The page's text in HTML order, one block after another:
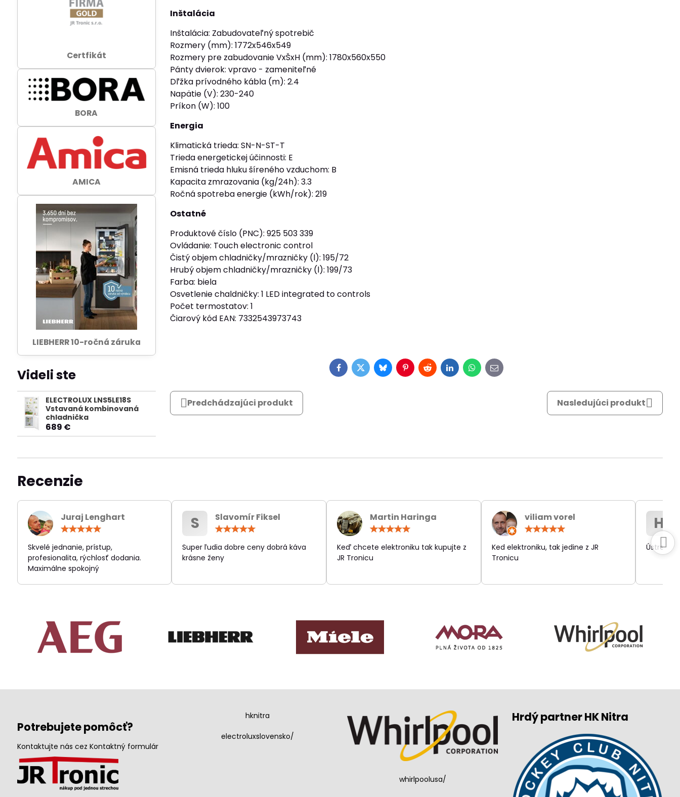
Inštalácia
Inštalácia: Zabudovateľný spotrebič
Rozmery (mm): 1772x546x549
Rozmery pre zabudovanie VxŠxH (mm): 1780x560x550
Pánty dvierok: vpravo - zameniteľné
Dľžka prívodného kábla (m): 2.4
Napätie (V): 230-240
Príkon (W): 100
Energia
Klimatická trieda: SN-N-ST-T
Trieda energetickej účinnosti: E
Emisná trieda hluku šíreného vzduchom: B
Kapacita zmrazovania (kg/24h): 3.3
Ročná spotreba energie (kWh/rok): 219
Ostatné
Produktové číslo (PNC): 925 503 339
Ovládanie: Touch electronic control
Čistý objem chladničky/mrazničky (l): 195/72
Hrubý objem chladničky/mrazničky (l): 199/73
Farba: biela
Osvetlenie chaldničky: 1 LED integrated to controls
Počet termostatov: 1
Čiarový kód EAN: 7332543973743
Facebook
TwitterBlueskyPinterest
RedditLinkedInWhatsApp
E-
mail
Predchádzajúci produkt Nasledujúci produkt
Certfikát
BORA
AMICA
LIEBHERR 10-ročná záruka
Videli ste
ELECTROLUX LNS5LE18S
Vstavaná kombinovaná
chladnička
689 €
Recenzie
Juraj Lenghart
Skvelé jednanie, prístup,
profesionalita, rýchlosť dodania.
Maximálne spokojný
S
Slavomír Fiksel
/
5
Super ľudia dobre ceny dobrá káva
krásne ženy
Martin Haringa
/
5
Keď chcete elektroniku tak kupujte z
JR Tronicu
viliam vorel
/
5
Ked elektroniku, tak jedine z JR
Tronicu
H
Potrebujete pomôcť?
Kontaktujte nás cez Kontaktný formulár
hknitra
electroluxslovensko/
whirlpoolusa/
Hrdý partner HK Nitra